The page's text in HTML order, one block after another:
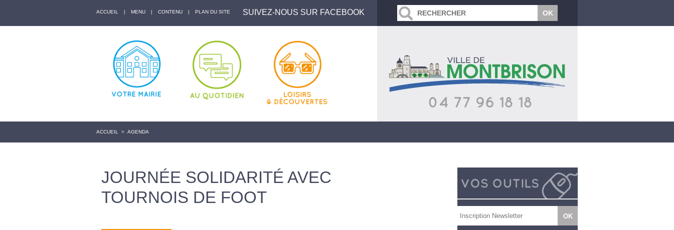
ACCUEIL | MENU | CONTENU | PLAN DU SITE SUIVEZ-NOUS SUR FACEBOOK
ACCUEIL > AGENDA
JOURNÉE SOLIDARITÉ AVEC
TOURNOIS DE FOOT